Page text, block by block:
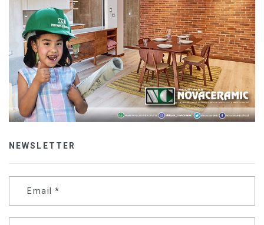
NEWSLETTER
Email *